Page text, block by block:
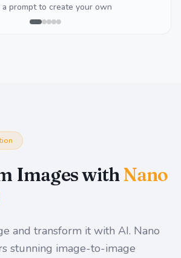
a prompt to create your own
Images with Nano
and transform it with AI. Nano
stunning image-to-image